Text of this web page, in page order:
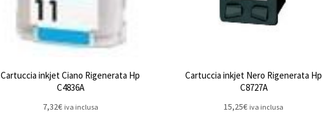
Cartuccia inkjet Ciano Rigenerata Hp
C4836A
7,32€ iva inclusa
Cartuccia inkjet Nero Rigenerata Hp
C8727A
15,25€ iva inclusa